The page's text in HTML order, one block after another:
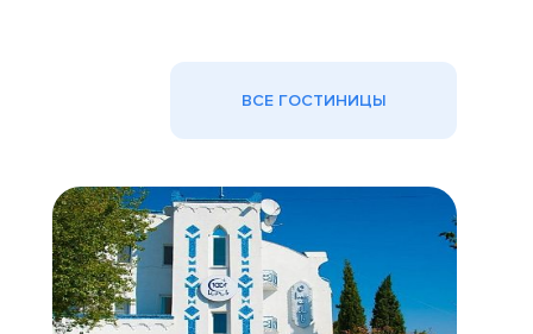
ВСЕ ГОСТИНИЦЫ